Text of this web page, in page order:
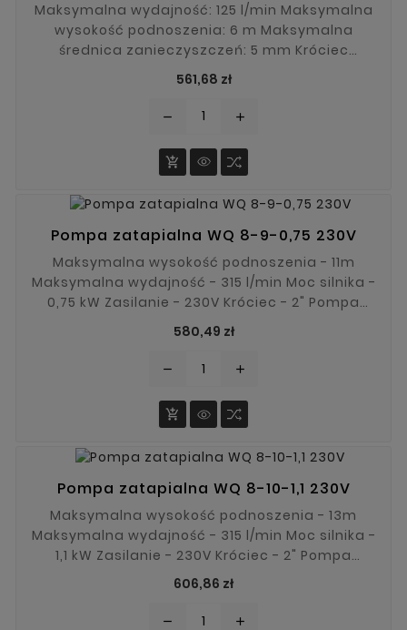
Maksymalna wydajność: 125 l/min Maksymalna
wysokość podnoszenia: 6 m Maksymalna
średnica zanieczyszczeń: 5 mm Króciec
tłoczny: 1"
561,68 złCena
remove add

Pompa zatapialna WQ 8-9-0,75 230V
Maksymalna wysokość podnoszenia - 11m
Maksymalna wydajność - 315 l/min Moc silnika -
0,75 kW Zasilanie - 230V Króciec - 2" Pompa
zatapialna WQ 8-9-0,75 posiada szeroki zakres
zastosowania. Dzięki solidnej konstrukcji i
systemowi rozdrabniającemu będzie
zanieczyszczeń stałych itp.
580,49 złCena
remove add

Pompa zatapialna WQ 8-10-1,1 230V
Maksymalna wysokość podnoszenia - 13m
Maksymalna wydajność - 315 l/min Moc silnika -
1,1 kW Zasilanie - 230V Króciec - 2" Pompa
zatapialna WQ 8-10-1,1 posiada szeroki zakres
zastosowania. Dzięki solidnej konstrukcji i
systemowi rozdrabniającemu będzie
606,86 złCena
remove add